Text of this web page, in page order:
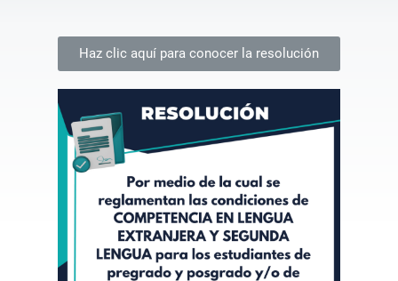
Haz clic aquí para conocer la resolución